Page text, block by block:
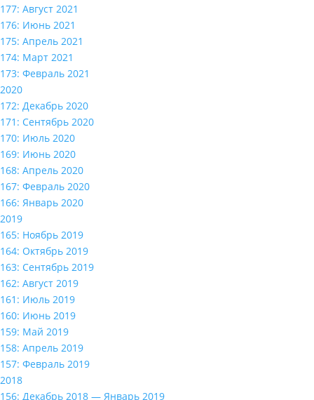
177: Август 2021
176: Июнь 2021
175: Апрель 2021
174: Март 2021
173: Февраль 2021
2020
172: Декабрь 2020
171: Сентябрь 2020
170: Июль 2020
169: Июнь 2020
168: Апрель 2020
167: Февраль 2020
166: Январь 2020
2019
165: Ноябрь 2019
164: Октябрь 2019
163: Сентябрь 2019
162: Август 2019
161: Июль 2019
160: Июнь 2019
159: Май 2019
158: Апрель 2019
157: Февраль 2019
2018
156: Декабрь 2018 — Январь 2019